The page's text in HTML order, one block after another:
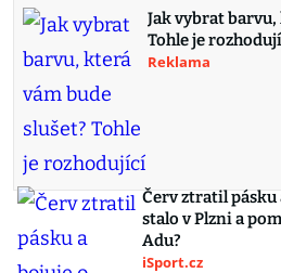
Jak vybrat barvu,
Tohle je
Reklama
Červ ztratil pásku
stalo v Plzni a
Adu?
iSport.cz